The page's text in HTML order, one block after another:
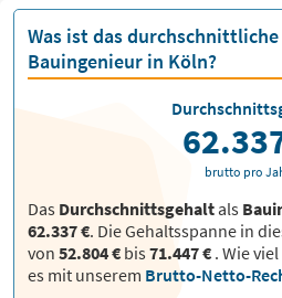
Was ist das
Bauingenieur in Köln?
Das Durchschnittsgehaltals
62.337 €. Die Gehaltsspanne in
von 52.804 € bis71.447 € . Wie
es mit unserem Brutto-Netto-
brutto pro